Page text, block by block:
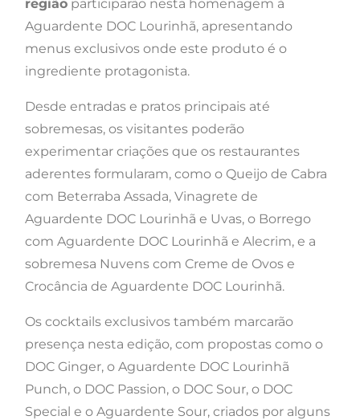
região participarão nesta homenagem à
Aguardente DOC Lourinhã, apresentando
menus exclusivos onde este produto é o
ingrediente protagonista.
Desde entradas e pratos principais até
sobremesas, os visitantes poderão
experimentar criações que os restaurantes
aderentes formularam, como o Queijo de Cabra
com Beterraba Assada, Vinagrete de
Aguardente DOC Lourinhã e Uvas, o Borrego
com Aguardente DOC Lourinhã e Alecrim, e a
sobremesa Nuvens com Creme de Ovos e
Crocância de Aguardente DOC Lourinhã.
Os cocktails exclusivos também marcarão
presença nesta edição, com propostas como o
DOC Ginger, o Aguardente DOC Lourinhã
Punch, o DOC Passion, o DOC Sour, o DOC
Special e o Aguardente Sour, criados por alguns